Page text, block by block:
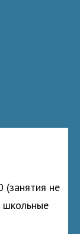
(занятия не
школьные